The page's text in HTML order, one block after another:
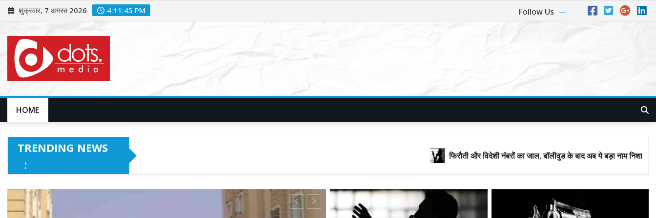
Skip
to
शुक्रवार, 7 अगस्त 2026 4:11:47 PM Follow Us
HOME
TRENDING NEWS
फिरौती और विदेशी नंबरों का जाल, बॉलीवुड के बाद अब ये बड़ा नाम निशाने पर! मुंबई जैसा ‘फिरौती